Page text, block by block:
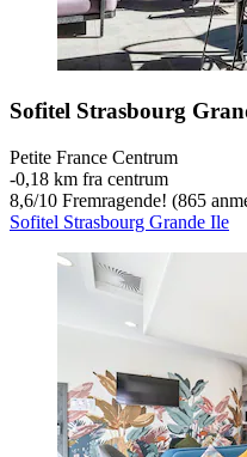
Sofitel Strasbourg
Petite France Centrum
‐0,18 km fra centrum
8,6/10 Fremragende! (865
Sofitel Strasbourg Grande Ile